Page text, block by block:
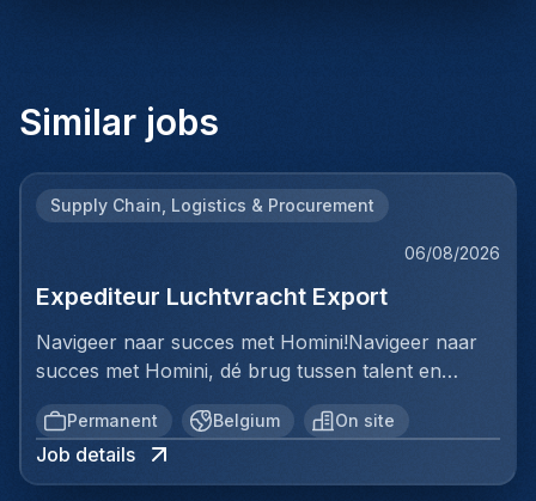
Similar jobs
Supply Chain, Logistics & Procurement
06/08/2026
Expediteur Luchtvracht Export
Navigeer naar succes met Homini!Navigeer naar
succes met Homini, dé brug tussen talent en
uitmuntende opportuniteiten binnen de
arbeidsmarkt. Als voorloper in wervingsdiensten,
matchen we toptalent met topbedrijven in diverse
sectoren. Met onze expertise en toewijding streven
Permanent Belgium On site
Job details